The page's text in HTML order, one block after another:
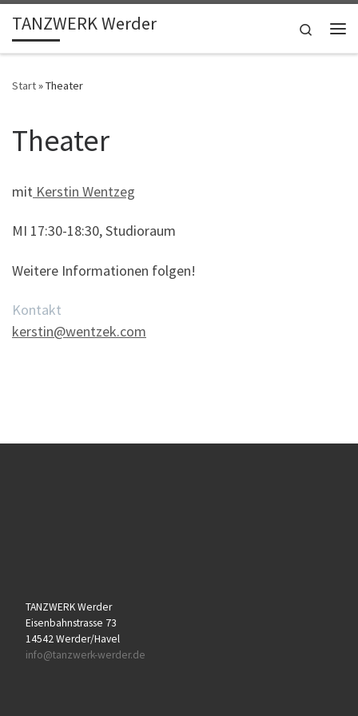
Zum Inhalt springen
TANZWERK Werder
Search
Start»Theater
Theater
mit Kerstin Wentzeg
MI 17:30-18:30, Studioraum
Weitere Informationen folgen!
Kontakt
kerstin@wentzek.com
TANZWERK Werder
Eisenbahnstrasse 73
14542 Werder/Havel
info@tanzwerk-werder.de